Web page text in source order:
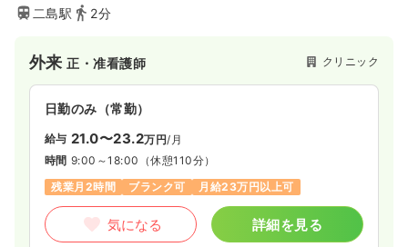
二島駅
2分
外来正・准看護師 クリニック
日勤のみ（常勤）
給与 21.0〜23.2万円/月
時間 9:00～18:00 （休憩110分）
残業月2時間
ブランク可 月給23万円以上可
気になる 詳細を見る